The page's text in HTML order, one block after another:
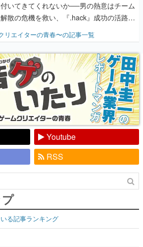
付いてきてくれないか──男の熱意はチーム
解散の危機を救い、『.hack』成功の活路を
開く。業界の快男児・松山 洋に流れる血は
『少年ジャンプ』色だった【若ゲのいた
り】
リエイターの青春〜の記事一覧
Youtube
RSS
る記事ランキング